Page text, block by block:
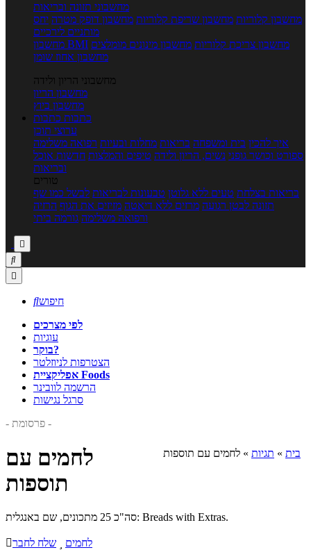
מחשבוני תזונה ובריאות
מחשבון קלוריות מחשבון שריפת קלוריות מחשבון דופק מטרה יחס
מותניים לירכיים
מחשבון BMI
מחשבון צריכת קלוריות מחשבון מינונים מומלצים
מחשבון אחוז שומן
מחשבוני הריון ולידה
מחשבון הריון
מחשבון ביוץ
כתבות כתבות
ערוצי תוכן
איך להכין בית ומשפחה בריאות מחלות ובעיות רפואה משלימה
ספורט וכושר גופני נשים, הריון ולידה טיפים והמלצות חדשות אוכל
ובריאות
טורים
בריאות בצלחת טעים ללא גלוטן טבעונות לבריאות לבשל כמו שף
תזונה לבטן רגועה מרזים ללא דיאטה מזיזים את הגוף הרזיה
ורפואה משלימה גורמה ביתי



חיפוש
לפי מצרכים
עוגיות
בוקר?
הצטרפות לניוזלטר
אפליקציית Foods
הרשמה לוובינר
סרגל נגישות
- פרסומת -
בית » תגיות » לחמים עם תוספות
לחמים עם
תוספות
סה"כ 25 מתכונים, שם באנגלית: Breads with Extras.
שלח לחבר לחמים